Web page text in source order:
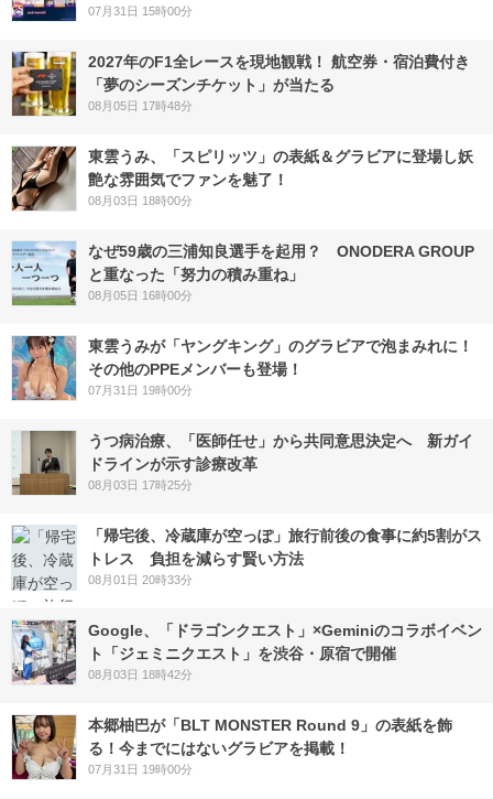
07月31日 15時00分
2027年のF1全レースを現地観戦！ 航空券・宿泊費付き
「夢のシーズンチケット」が当たる
08月05日 17時48分
東雲うみ、「スピリッツ」の表紙＆グラビアに登場し妖
艶な雰囲気でファンを魅了！
08月03日 18時00分
なぜ59歳の三浦知良選手を起用？ ONODERA GROUP
と重なった「努力の積み重ね」
08月05日 16時00分
東雲うみが「ヤングキング」のグラビアで泡まみれに！
その他のPPEメンバーも登場！
07月31日 19時00分
うつ病治療、「医師任せ」から共同意思決定へ 新ガイ
ドラインが示す診療改革
08月03日 17時25分
「帰宅後、冷蔵庫が空っぽ」旅行前後の食事に約5割がス
トレス 負担を減らす賢い方法
08月01日 20時33分
Google、「ドラゴンクエスト」×Geminiのコラボイベン
ト「ジェミニクエスト」を渋谷・原宿で開催
08月03日 18時42分
本郷柚巴が「BLT MONSTER Round 9」の表紙を飾
る！今までにはないグラビアを掲載！
07月31日 19時00分